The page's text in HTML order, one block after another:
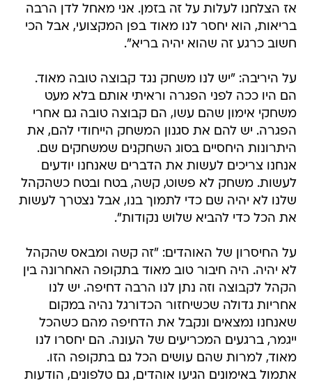
אז הצלחנו לעלות על זה בזמן. אני מאחל לדן הרבה
בריאות, הוא יחסר לנו מאוד בפן המקצועי, אבל הכי
חשוב כרגע זה שהוא יהיה בריא".
על היריבה: "יש לנו משחק נגד קבוצה טובה מאוד.
הם היו ככה לפני הפגרה וראיתי אותם בלא מעט
משחקי אימון שהם עשו, הם קבוצה טובה גם אחרי
הפגרה. יש להם את סגנון המשחק הייחודי להם, את
היתרונות היחסיים בסוג השחקנים שמשחקים שם.
אנחנו צריכים לעשות את הדברים שאנחנו יודעים
לעשות. משחק לא פשוט, קשה, בטח ובטח כשהקהל
שלנו לא יהיה שם כדי לתמוך בנו, אבל נצטרך לעשות
את הכל כדי להביא שלוש נקודות".
על החיסרון של האוהדים: "זה קשה ומבאס שהקהל
לא יהיה. היה חיבור טוב מאוד בתקופה האחרונה בין
הקהל לקבוצה וזה נתן לנו הרבה דחיפה. יש לנו
אחריות גדולה שכשיחזור הכדורגל נהיה במקום
שאנחנו נמצאים ונקבל את הדחיפה מהם כשהכל
ייגמר, ברגעים המכריעים של העונה. הם יחסרו לנו
מאוד, למרות שהם עושים הכל גם בתקופה הזו.
אתמול באימונים הגיעו אוהדים, גם טלפונים, הודעות